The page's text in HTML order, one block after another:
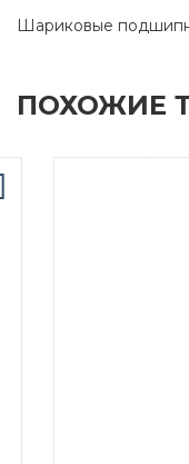
Шариковые
ПОХОЖИЕ